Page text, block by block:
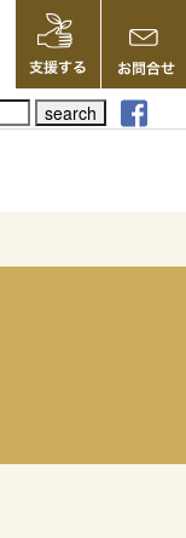
search